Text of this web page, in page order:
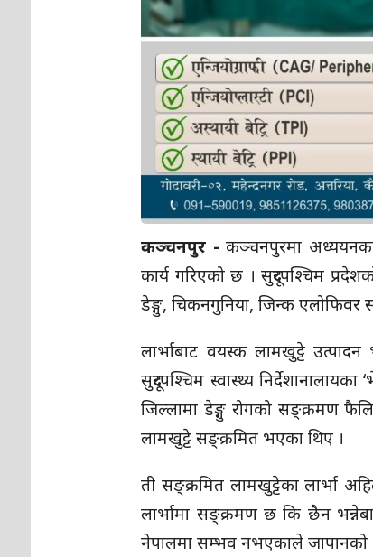
कञ्चनपुर - कञ्चनपुरमा अध्ययनका
कार्य गरिएको छ । सुदूरपश्चिम
डेङ्गु, चिकनगुनिया, जिन्क एलोफिवर
लार्भाबाट वयस्क लामखुट्टे
सुदूरपश्चिम स्वास्थ्य
जिल्लामा डेङ्गु रोगको सङ्क्रमण
लामखुट्टे सङ्क्रमित भएका थिए ।
ती सङ्क्रमित लामखुट्टेका लार्भा
लार्भामा सङ्क्रमण छ कि छैन
नेपालमा सम्भव नभएकाले जापानको